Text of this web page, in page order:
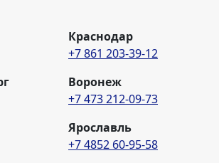
Краснодар
+7 861 203-39-12
Воронеж
+7 473 212-09-73
Ярославль
+7 4852 60-95-58